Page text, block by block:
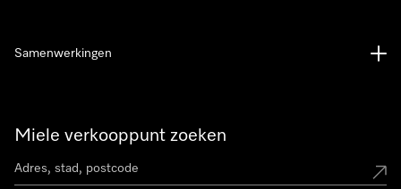
Miele verkooppunt zoeken
Samenwerkingen